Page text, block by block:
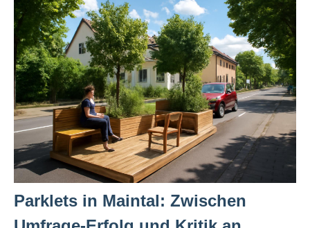
Parklets in Maintal: Zwischen